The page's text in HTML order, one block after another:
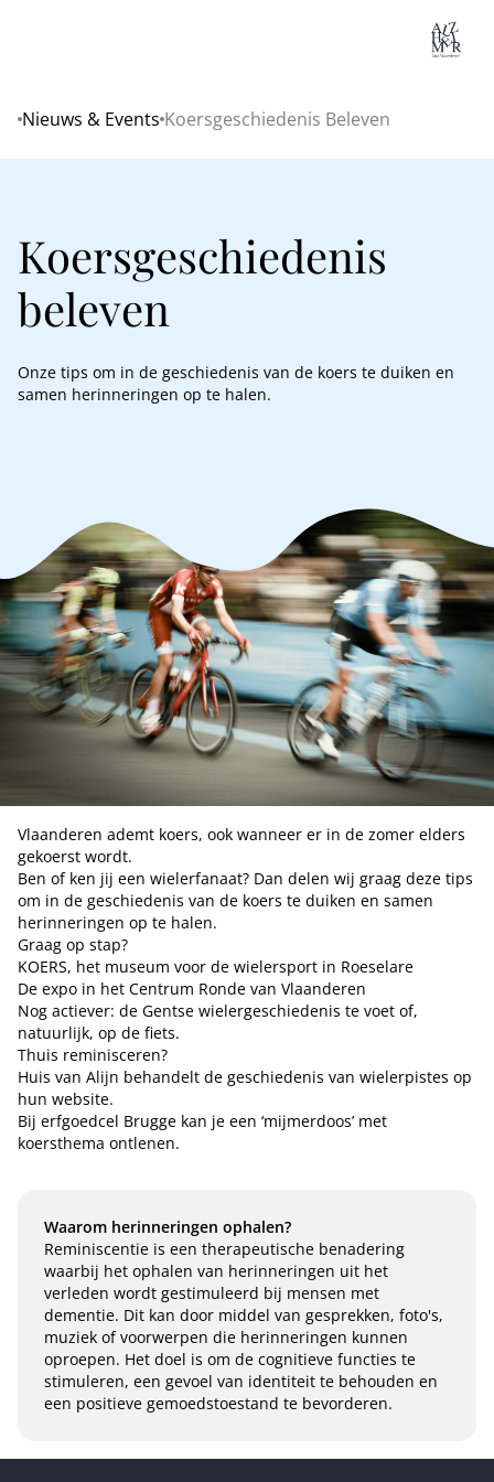
Home
Nieuws & Events Koersgeschiedenis Beleven
Koersgeschiedenis
beleven
Onze tips om in de geschiedenis van de koers te duiken en
samen herinneringen op te halen.
Vlaanderen ademt koers, ook wanneer er in de zomer elders
gekoerst wordt.
Ben of ken jij een wielerfanaat? Dan delen wij graag deze tips
om in de geschiedenis van de koers te duiken en samen
herinneringen op te halen.
Graag op stap?
KOERS, het museum voor de wielersport in Roeselare
De expo in het Centrum Ronde van Vlaanderen
Nog actiever: de Gentse wielergeschiedenis te voet of,
natuurlijk, op de fiets.
Thuis reminisceren?
Huis van Alijn behandelt de geschiedenis van wielerpistes op
hun website.
Bij erfgoedcel Brugge kan je een ‘mijmerdoos’ met
koersthema ontlenen.
Waarom herinneringen ophalen?
Reminiscentie is een therapeutische benadering
waarbij het ophalen van herinneringen uit het
verleden wordt gestimuleerd bij mensen met
dementie. Dit kan door middel van gesprekken, foto's,
muziek of voorwerpen die herinneringen kunnen
oproepen. Het doel is om de cognitieve functies te
stimuleren, een gevoel van identiteit te behouden en
een positieve gemoedstoestand te bevorderen.